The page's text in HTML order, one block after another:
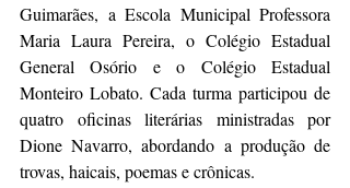
Guimarães, a Escola Municipal Professora
Maria Laura Pereira, o Colégio Estadual
General Osório e o Colégio Estadual
Monteiro Lobato. Cada turma participou de
quatro oficinas literárias ministradas por
Dione Navarro, abordando a produção de
trovas, haicais, poemas e crônicas.